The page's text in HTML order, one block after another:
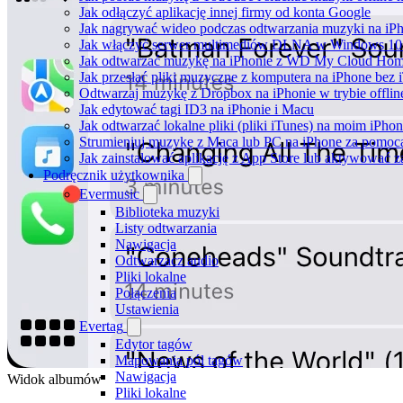
Jak odłączyć aplikację innej firmy od konta Google
Jak nagrywać wideo podczas odtwarzania muzyki na
Jak włączyć serwer multimediów DLNA w Windows
Jak odtwarzać muzykę na iPhonie z WD My Cloud
Jak przesłać pliki muzyczne z komputera na iPhone
Odtwarzaj muzykę z Dropbox na iPhonie w trybie
Jak edytować tagi ID3 na iPhonie i Macu
Jak odtwarzać lokalne pliki (pliki iTunes) na moim
Strumieniuj muzykę z Maca lub PC na iPhone za
Jak zainstalować aplikację z App Store lub aktywować
Podręcznik użytkownika
Evermusic
Biblioteka muzyki
Listy odtwarzania
Nawigacja
Odtwarzacz audio
Pliki lokalne
Połączenia
Ustawienia
Evertag
Edytor tagów
Mapowania pól tagów
Nawigacja
Pliki lokalne
Widok albumów